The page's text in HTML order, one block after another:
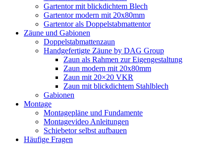
Gartentor mit blickdichtem Blech
Gartentor modern mit 20x80mm
Gartentor als Doppelstabmattentor
Zäune und Gabionen
Doppelstabmattenzaun
Handgefertigte Zäune by DAG Group
Zaun als Rahmen zur Eigengestaltung
Zaun modern mit 20x80mm
Zaun mit 20×20 VKR
Zaun mit blickdichtem Stahlblech
Gabionen
Montage
Montagepläne und Fundamente
Montagevideo Anleitungen
Schiebetor selbst aufbauen
Häufige Fragen